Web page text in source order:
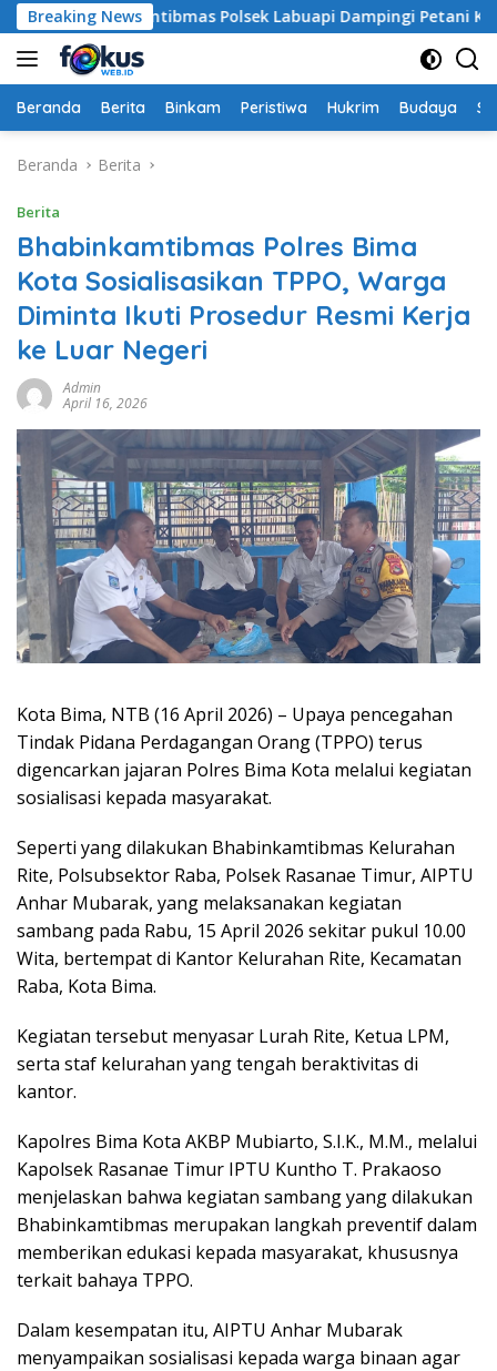
Langsung
ke
konten
Breaking News
Bhabinkamtibmas Polsek Labuapi Dampingi Petani Kuranji
Beranda Berita Binkam Peristiwa Hukrim Budaya
Beranda Berita
Berita
Bhabinkamtibmas Polres Bima
Kota Sosialisasikan TPPO, Warga
Diminta Ikuti Prosedur Resmi Kerja
ke Luar Negeri
Admin
April 16, 2026
Kota Bima, NTB (16 April 2026) – Upaya pencegahan
Tindak Pidana Perdagangan Orang (TPPO) terus
digencarkan jajaran Polres Bima Kota melalui kegiatan
sosialisasi kepada masyarakat.
Seperti yang dilakukan Bhabinkamtibmas Kelurahan
Rite, Polsubsektor Raba, Polsek Rasanae Timur, AIPTU
Anhar Mubarak, yang melaksanakan kegiatan
sambang pada Rabu, 15 April 2026 sekitar pukul 10.00
Wita, bertempat di Kantor Kelurahan Rite, Kecamatan
Raba, Kota Bima.
Kegiatan tersebut menyasar Lurah Rite, Ketua LPM,
serta staf kelurahan yang tengah beraktivitas di
kantor.
Kapolres Bima Kota AKBP Mubiarto, S.I.K., M.M., melalui
Kapolsek Rasanae Timur IPTU Kuntho T. Prakaoso
menjelaskan bahwa kegiatan sambang yang dilakukan
Bhabinkamtibmas merupakan langkah preventif dalam
memberikan edukasi kepada masyarakat, khususnya
terkait bahaya TPPO.
Dalam kesempatan itu, AIPTU Anhar Mubarak
menyampaikan sosialisasi kepada warga binaan agar